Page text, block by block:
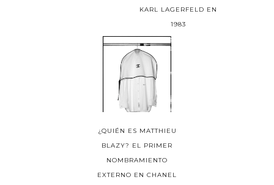
KARL LAGERFELD EN
1983
¿QUIÉN ES MATTHIEU
BLAZY? EL PRIMER
NOMBRAMIENTO
EXTERNO EN CHANEL